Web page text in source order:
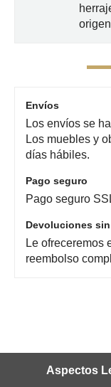
Envíos
Los envíos se
Los muebles y
días hábiles.
Pago seguro
Pago seguro
Devoluciones
Le ofreceremos
reembolso
Aspectos